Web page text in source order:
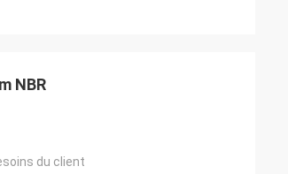
NBR
du client